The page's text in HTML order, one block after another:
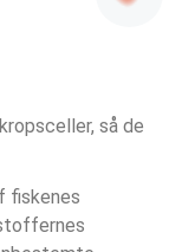
så de
fiskenes